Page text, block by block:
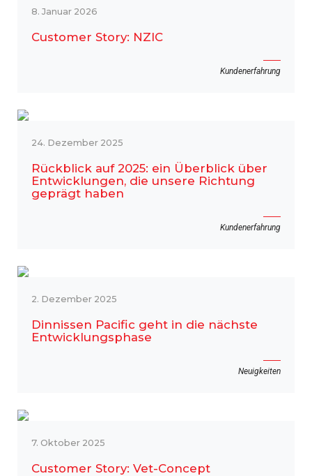
8. Januar 2026
Customer Story: NZIC
Kundenerfahrung
24. Dezember 2025
Rückblick auf 2025: ein Überblick über
Entwicklungen, die unsere Richtung
geprägt haben
Kundenerfahrung
2. Dezember 2025
Dinnissen Pacific geht in die nächste
Entwicklungsphase
Neuigkeiten
7. Oktober 2025
Customer Story: Vet-Concept